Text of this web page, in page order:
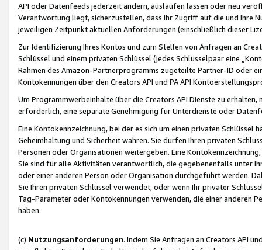
API oder Datenfeeds jederzeit ändern, auslaufen lassen oder neu
Verantwortung liegt, sicherzustellen, dass Ihr Zugriff auf die und Ihre
jeweiligen Zeitpunkt aktuellen Anforderungen (einschließlich dieser
Zur Identifizierung Ihres Kontos und zum Stellen von Anfragen an
Schlüssel und einem privaten Schlüssel (jedes Schlüsselpaar eine
Rahmen des Amazon-Partnerprogramms zugeteilte Partner-ID oder
Kontokennungen über den Creators API und PA API
Um Programmwerbeinhalte über die Creators API Dienste zu
erforderlich, eine separate Genehmigung für Unterdienste oder
Eine Kontokennzeichnung, bei der es sich um einen privaten
Geheimhaltung und Sicherheit wahren. Sie dürfen Ihren privaten
Personen oder Organisationen weitergeben. Eine
Sie sind für alle Aktivitäten verantwortlich, die gegebenenfalls unter
oder einer anderen Person oder Organisation durchgeführt werden.
Sie Ihren privaten Schlüssel verwendet, oder wenn Ihr privater
Tag-Parameter oder Kontokennungen verwenden, die einer anderen
haben.
(c) Nutzungsanforderungen. Indem Sie Anfragen an Creators API